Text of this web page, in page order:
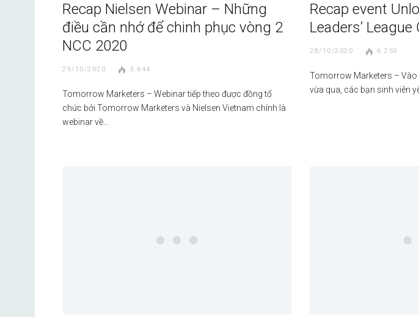
Recap Nielsen Webinar – Những
điều cần nhớ để chinh phục vòng 2
NCC 2020
29/10/2020 3.644
Tomorrow Marketers – Webinar tiếp theo được đồng tổ
chức bởi Tomorrow Marketers và Nielsen Vietnam chính là
webinar về…
Recap event
Leaders’
28/10/2020 6.259
Tomorrow Marketers –
vừa qua, các bạn sinh viên